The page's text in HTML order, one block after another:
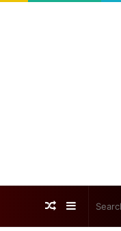
Sidebar
Random